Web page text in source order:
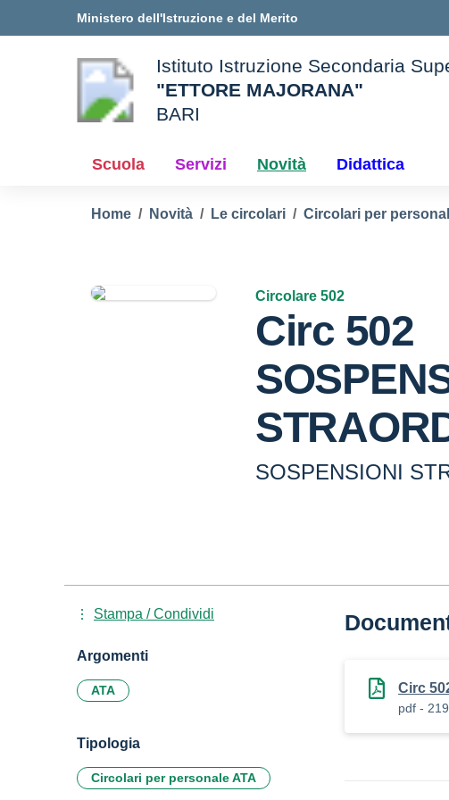
Ministero dell'Istruzione e del Merito
scuola
Istituto Istruzione Secondaria
"ETTORE MAJORANA"
BARI
Scuola Servizi Novità Didattica
Home Novità Le circolari Circolari per
Circolare 502
Circ 502
SOSPENSIONI
Circ
pdf -
Stampa / Condividi
Argomenti
ATA
Tipologia
Circolari per personale ATA